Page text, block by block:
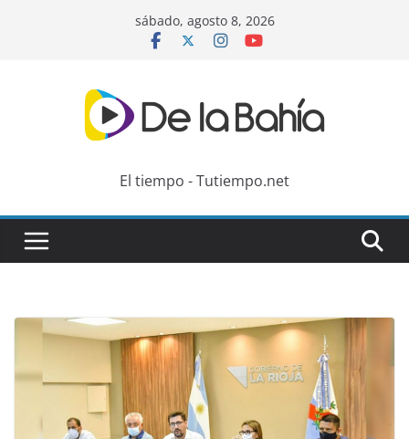
sábado, agosto 8, 2026
El tiempo - Tutiempo.net